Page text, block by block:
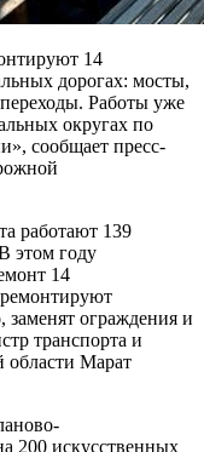
14
дорогах: мосты,
Работы уже
округах по
сообщает пресс-
работают 139
этом году
14
заменят ограждения и
транспорта и
области Марат
200 искусственных